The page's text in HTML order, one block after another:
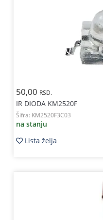
50,00 RSD.
IR DIODA KM2520F
Šifra: KM2520F3C03
na stanju
Lista želja